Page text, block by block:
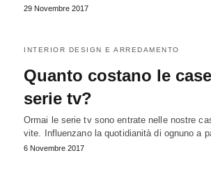
29 Novembre 2017
INTERIOR DESIGN E ARREDAMENTO
Quanto costano le
serie tv?
Ormai le serie tv sono entrate nelle nostre
vite. Influenzano la quotidianità di ognuno a
6 Novembre 2017